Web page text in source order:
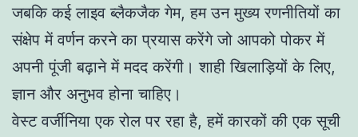
जबकि कई लाइव ब्लैकजैक गेम, हम उन मुख्य रणनीतियों का
संक्षेप में वर्णन करने का प्रयास करेंगे जो आपको पोकर में
अपनी पूंजी बढ़ाने में मदद करेंगी। शाही खिलाड़ियों के लिए,
ज्ञान और अनुभव होना चाहिए।
वेस्ट वर्जीनिया एक रोल पर रहा है, हमें कारकों की एक सूची